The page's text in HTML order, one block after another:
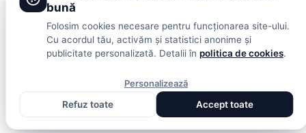
bună
Folosim cookies necesare pentru funcționarea site-ului.
Cu acordul tău, activăm și statistici anonime și
publicitate personalizată. Detalii în politica de cookies.
Personalizează
Refuz toate
Accept toate